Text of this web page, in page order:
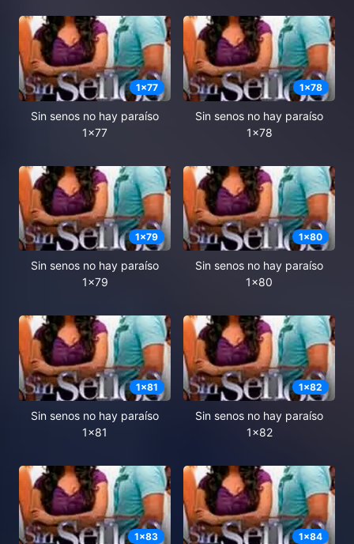
1x77
Sin senos no hay paraíso
1x77
1x78
Sin senos no hay paraíso
1x78
1x79
Sin senos no hay paraíso
1x79
1x80
Sin senos no hay paraíso
1x80
1x81
Sin senos no hay paraíso
1x81
1x82
Sin senos no hay paraíso
1x82
1x83 1x84